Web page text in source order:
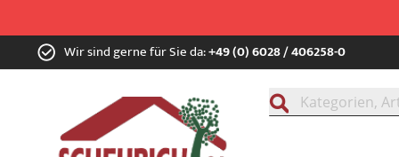
Zum
Inhalt Wir sind gerne für Sie da:+49 (0) 6028 / 406258-0